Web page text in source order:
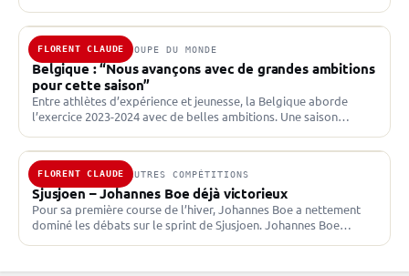
champion…
FLORENT CLAUDE
24 NOV. 2023 · COUPE DU MONDE
Belgique : “Nous avançons avec de grandes ambitions
pour cette saison”
Entre athlètes d’expérience et jeunesse, la Belgique aborde
l’exercice 2023-2024 avec de belles ambitions. Une saison
de…
FLORENT CLAUDE
11 NOV. 2023 · AUTRES COMPÉTITIONS
Sjusjoen – Johannes Boe déjà victorieux
Pour sa première course de l’hiver, Johannes Boe a nettement
dominé les débats sur le sprint de Sjusjoen. Johannes Boe